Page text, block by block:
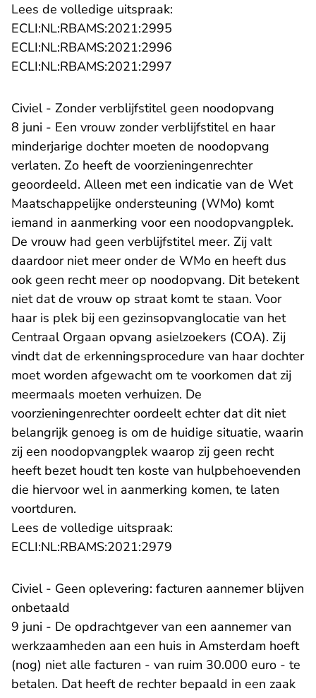
Lees de volledige uitspraak:
ECLI:NL:RBAMS:2021:2995
ECLI:NL:RBAMS:2021:2996
ECLI:NL:RBAMS:2021:2997
Civiel - Zonder verblijfstitel geen noodopvang
8 juni - Een vrouw zonder verblijfstitel en haar
minderjarige dochter moeten de noodopvang
verlaten. Zo heeft de voorzieningenrechter
geoordeeld. Alleen met een indicatie van de Wet
Maatschappelijke ondersteuning (WMo) komt
iemand in aanmerking voor een noodopvangplek.
De vrouw had geen verblijfstitel meer. Zij valt
daardoor niet meer onder de WMo en heeft dus
ook geen recht meer op noodopvang. Dit betekent
niet dat de vrouw op straat komt te staan. Voor
haar is plek bij een gezinsopvanglocatie van het
Centraal Orgaan opvang asielzoekers (COA). Zij
vindt dat de erkenningsprocedure van haar dochter
moet worden afgewacht om te voorkomen dat zij
meermaals moeten verhuizen. De
voorzieningenrechter oordeelt echter dat dit niet
belangrijk genoeg is om de huidige situatie, waarin
zij een noodopvangplek waarop zij geen recht
heeft bezet houdt ten koste van hulpbehoevenden
die hiervoor wel in aanmerking komen, te laten
voortduren.
Lees de volledige uitspraak:
ECLI:NL:RBAMS:2021:2979
Civiel - Geen oplevering: facturen aannemer blijven
onbetaald
9 juni - De opdrachtgever van een aannemer van
werkzaamheden aan een huis in Amsterdam hoeft
(nog) niet alle facturen - van ruim 30.000 euro - te
betalen. Dat heeft de rechter bepaald in een zaak